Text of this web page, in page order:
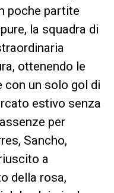
poche partite
la squadra di
ottenendo le
un solo gol di
estivo senza
per
Sancho,
a
della rosa,